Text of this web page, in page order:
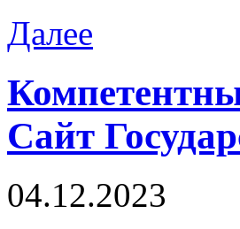
Далее
Сайт
04.12.2023